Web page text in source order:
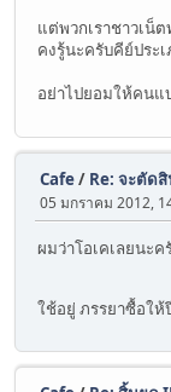
แต่พวกเราชาวเน็
คงรู้นะครับคีย์ประ
อย่าไปยอมให้คนแ
Cafe/ Re: จะตัด
05 มกราคม 2012,
ผมว่าโอเคเลยนะค
ใช้อยู่ ภรรยาซื้อให้